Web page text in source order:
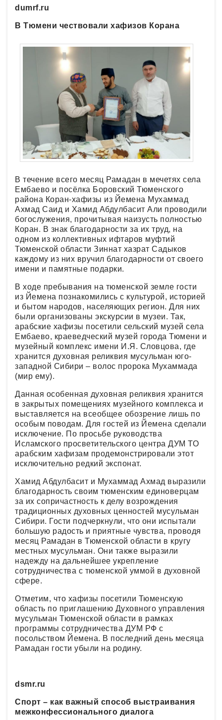
dumrf.ru
В Тюмени чествовали хафизов Корана
В течение всего месяц Рамадан в мечетях села
Ембаево и посёлка Боровский Тюменского
района Коран-хафизы из Йемена Мухаммад
Ахмад Саид и Хамид Абдулбасит Али проводили
богослужения, прочитывая наизусть полностью
Коран. В знак благодарности за их труд, на
одном из коллективных ифтаров муфтий
Тюменской области Зиннат хазрат Садыков
каждому из них вручил благодарности от своего
имени и памятные подарки.
В ходе пребывания на тюменской земле гости
из Йемена познакомились с культурой, историей
и бытом народов, населяющих регион. Для них
были организованы экскурсии в музеи. Так,
арабские хафизы посетили сельский музей села
Ембаево, краеведческий музей города Тюмени и
музейный комплекс имени И.Я. Словцова, где
хранится духовная реликвия мусульман юго-
западной Сибири – волос пророка Мухаммада
(мир ему).
Данная особенная духовная реликвия хранится
в закрытых помещениях музейного комплекса и
выставляется на всеобщее обозрение лишь по
особым поводам. Для гостей из Йемена сделали
исключение. По просьбе руководства
Исламского просветительского центра ДУМ ТО
арабским хафизам продемонстрировали этот
исключительно редкий экспонат.
Хамид Абдулбасит и Мухаммад Ахмад выразили
благодарность своим тюменским единоверцам
за их сопричастность к делу возрождения
традиционных духовных ценностей мусульман
Сибири. Гости подчеркнули, что они испытали
большую радость и приятные чувства, проводя
месяц Рамадан в Тюменской области в кругу
местных мусульман. Они также выразили
надежду на дальнейшее укрепление
сотрудничества с тюменской уммой в духовной
сфере.
Отметим, что хафизы посетили Тюменскую
область по приглашению Духовного управления
мусульман Тюменской области в рамках
программы сотрудничества ДУМ РФ с
посольством Йемена. В последний день месяца
Рамадан гости убыли на родину.
dsmr.ru
Спорт – как важный способ выстраивания
межконфессионального диалога